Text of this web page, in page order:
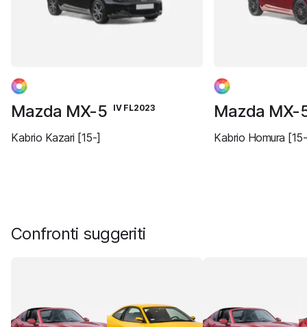
Mazda MX-5 IV FL2023
Kabrio Kazari [15-]
Mazda
Kabrio Homura
Confronti suggeriti